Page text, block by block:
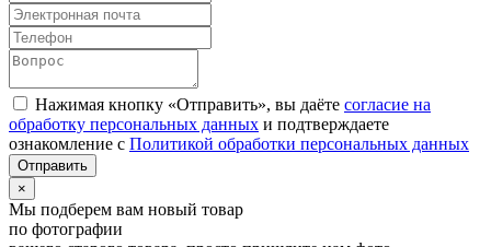
Нажимая кнопку «Отправить», вы даёте согласие на
обработку персональных данных и подтверждаете
ознакомление с Политикой обработки персональных данных
×
Мы подберем вам новый товар
по фотографии